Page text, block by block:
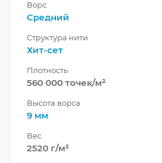
Ворс
Средний
Структура нити
Хит-сет
Плотность
560 000 точек/м²
Высота ворса
9 мм
Вес
2520 г/м²